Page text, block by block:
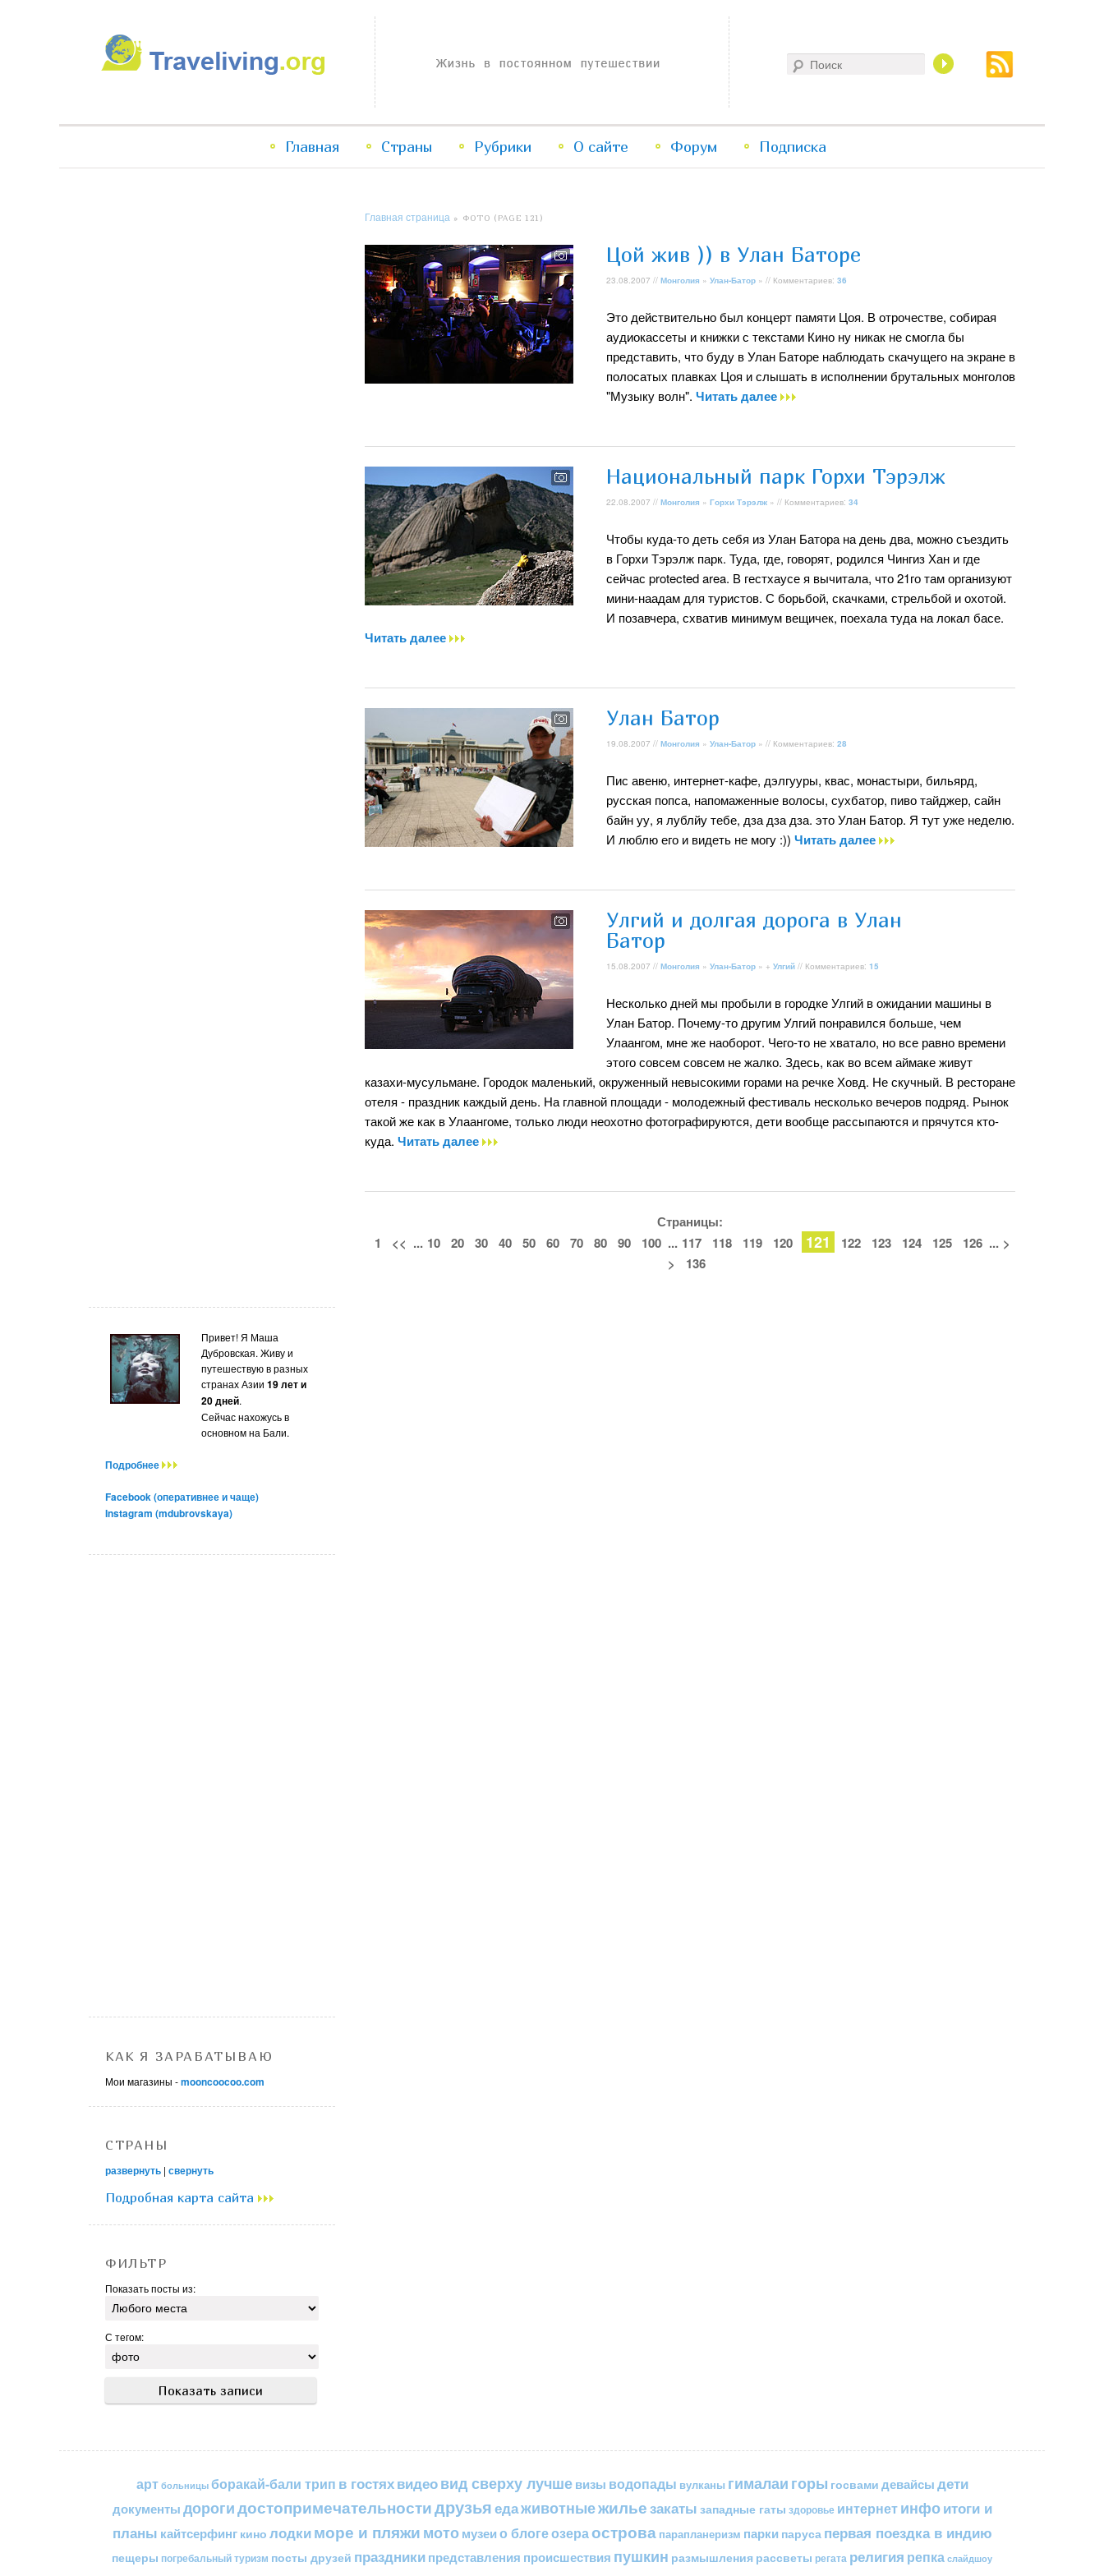
Traveliving
Жизнь в постоянном путешествии
Перейти
содержимому
Перейти
содержимому
Главная Страны Рубрики О сайте Форум Подписка
Главная страница » ФОТО (PAGE 121)
Цой жив )) в Улан Баторе
23.08.2007 // Монголия » Улан-Батор » // Комментариев: 36
Это действительно был концерт памяти Цоя. В отрочестве, собирая
аудиокассеты и книжки с текстами Кино ну никак не смогла бы
представить, что буду в Улан Баторе наблюдать скачущего на экране в
полосатых плавках Цоя и слышать в исполнении брутальных монголов
"Музыку волн". Читать далее
Национальный парк Горхи Тэрэлж
22.08.2007 // Монголия » Горхи Тэрэлж » // Комментариев: 34
Чтобы куда-то деть себя из Улан Батора на день два, можно съездить
в Горхи Тэрэлж парк. Туда, где, говорят, родился Чингиз Хан и где
сейчас protected area. В гестхаусе я вычитала, что 21го там организуют
мини-наадам для туристов. С борьбой, скачками, стрельбой и охотой.
И позавчера, схватив минимум вещичек, поехала туда на локал басе.
Читать далее
Улан Батор
19.08.2007 // Монголия » Улан-Батор » // Комментариев: 28
Пис авеню, интернет-кафе, дэлгууры, квас, монастыри, бильярд,
русская попса, напомаженные волосы, сухбатор, пиво тайджер, сайн
байн уу, я лублйу тебе, дза дза дза. это Улан Батор. Я тут уже неделю.
И люблю его и видеть не могу :)) Читать далее
Улгий и долгая дорога в Улан
Батор
15.08.2007 // Монголия » Улан-Батор » + Улгий // Комментариев: 15
Несколько дней мы пробыли в городке Улгий в ожидании машины в
Улан Батор. Почему-то другим Улгий понравился больше, чем
Улаангом, мне же наоборот. Чего-то не хватало, но все равно времени
этого совсем совсем не жалко. Здесь, как во всем аймаке живут
казахи-мусульмане. Городок маленький, окруженный невысокими горами на речке Ховд. Не скучный. В ресторане
отеля - праздник каждый день. На главной площади - молодежный фестиваль несколько вечеров подряд. Рынок
такой же как в Улаангоме, только люди неохотно фотографируются, дети вообще рассыпаются и прячутся кто-
куда. Читать далее
Страницы:
1
<< ... 10 20 30 40 50 60 70 80 90 100 ... 117 118 119 120 121 122 123 124 125 126 ... >
>
136
Привет! Я Маша
Дубровская. Живу и
путешествую в разных
странах Азии 19 лет и
20 дней.
Сейчас нахожусь в
основном на Бали.
Подробнее
Facebook (оперативнее и чаще)
Instagram (mdubrovskaya)
КАК Я ЗАРАБАТЫВАЮ
Мои магазины -mooncoocoo.com
СТРАНЫ
развернуть | свернуть
Подробная карта сайта
ФИЛЬТР
Показать посты из:
С тегом:
арт больницы боракай-бали трип в гостяхвидеовид сверху лучше визы водопады вулканы гималаи горы госвами девайсы дети
документыдорогидостопримечательностидрузьяедаживотныежильезакаты западные гаты здоровье интернетинфоитоги и
планы кайтсерфинг кино лодкиморе и пляжимото музеи о блогеозераострова парапланеризм парки паруса первая поездка в индию
пещеры погребальный туризм посты друзей праздникипредставления происшествия пушкин размышления рассветы регата религия репка слайдшоу